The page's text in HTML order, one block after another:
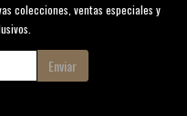
colecciones, ventas especiales y
Enviar